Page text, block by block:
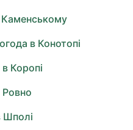
в Конотопі
Коропі
Ровно
Шполі